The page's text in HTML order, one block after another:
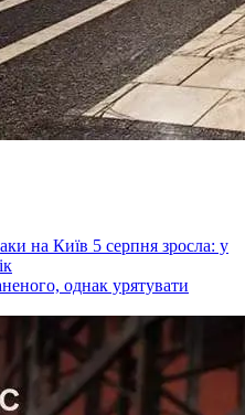
на Київ 5 серпня зросла: у
однак урятувати